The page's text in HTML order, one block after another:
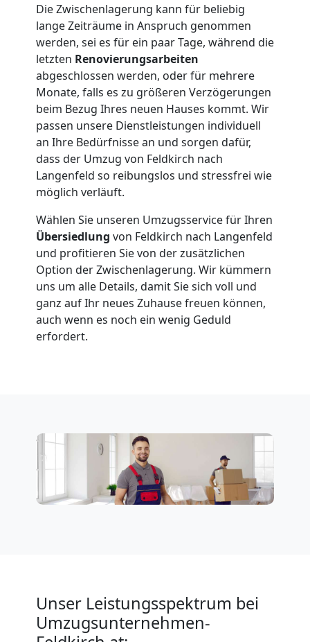
Die Zwischenlagerung kann für beliebig
lange Zeiträume in Anspruch genommen
werden, sei es für ein paar Tage, während die
letzten Renovierungsarbeiten
abgeschlossen werden, oder für mehrere
Monate, falls es zu größeren Verzögerungen
beim Bezug Ihres neuen Hauses kommt. Wir
passen unsere Dienstleistungen individuell
an Ihre Bedürfnisse an und sorgen dafür,
dass der Umzug von Feldkirch nach
Langenfeld so reibungslos und stressfrei wie
möglich verläuft.
Wählen Sie unseren Umzugsservice für Ihren
Übersiedlung von Feldkirch nach Langenfeld
und profitieren Sie von der zusätzlichen
Option der Zwischenlagerung. Wir kümmern
uns um alle Details, damit Sie sich voll und
ganz auf Ihr neues Zuhause freuen können,
auch wenn es noch ein wenig Geduld
erfordert.
Unser Leistungsspektrum bei
Umzugsunternehmen-